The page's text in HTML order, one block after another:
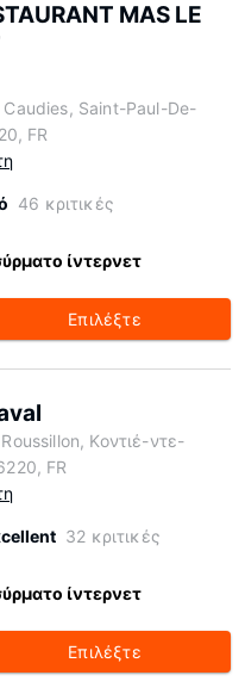
MAS LE
Caudies, Saint-Paul-De-
FR
46 κριτικές
ίντερνετ
Επιλέξτε
Κοντιέ-ντε-
FR
32 κριτικές
ίντερνετ
Επιλέξτε